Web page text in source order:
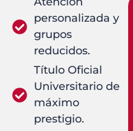
personalizada y
grupos
reducidos.
Título Oficial
Universitario de
máximo
prestigio.